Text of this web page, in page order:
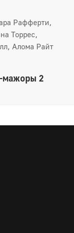
Рафферти,
Торрес,
Алома Райт
мажоры 2